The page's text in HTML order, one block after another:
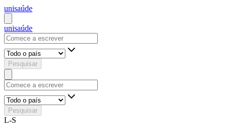
unisaúde
unisaúde
Pesquisar
Pesquisar
L-S